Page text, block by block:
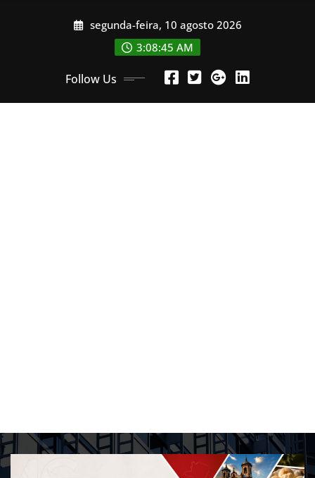
segunda-feira, 10 agosto 2026
3:08:46 AM
Follow Us